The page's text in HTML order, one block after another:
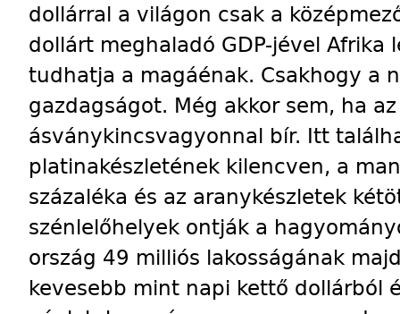
dollárral a világon csak a
dollárt meghaladó GDP-jével Afrika
tudhatja a magáénak. Csakhogy a
gazdagságot. Még akkor sem, ha
ásványkincsvagyonnal bír. Itt
platinakészletének kilencven, a
százaléka és az aranykészletek
szénlelőhelyek ontják a
ország 49 milliós lakosságának
kevesebb mint napi kettő dollárból